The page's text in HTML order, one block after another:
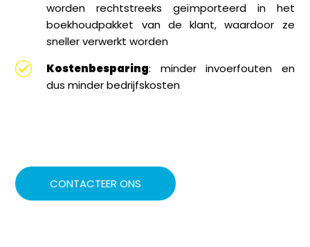
worden rechtstreeks geïmporteerd in het
boekhoudpakket van de klant, waardoor ze
sneller verwerkt worden
Kostenbesparing: minder invoerfouten en
dus minder bedrijfskosten
CONTACTEER ONS